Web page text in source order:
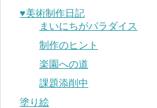
♥︎美術制作日記
まいにちがパラダイス
制作のヒント
楽園への道
課題添削中
塗り絵